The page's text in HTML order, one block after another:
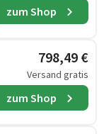
zum Shop
798,49 €
Versand gratis
zum Shop